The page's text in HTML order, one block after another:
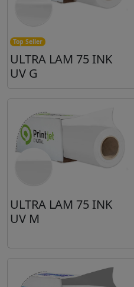
Top Seller
ULTRA LAM 75 INK
UV G
ULTRA LAM 75 INK
UV M